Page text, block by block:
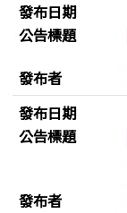
發布日期
公告標題
發布者
發布日期
公告標題
發布者